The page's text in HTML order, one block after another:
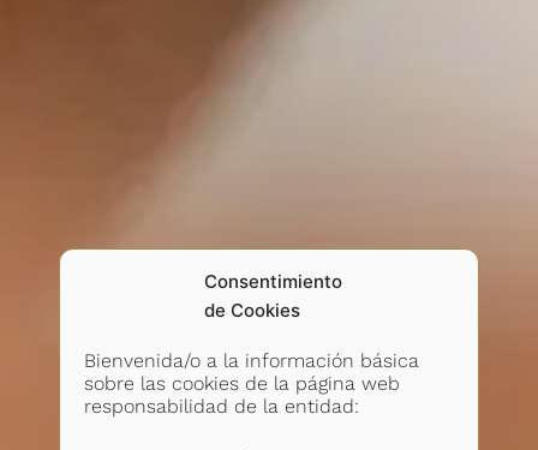
Consentimiento
de Cookies
Bienvenida/o a la información básica
sobre las cookies de la página web
responsabilidad de la entidad: